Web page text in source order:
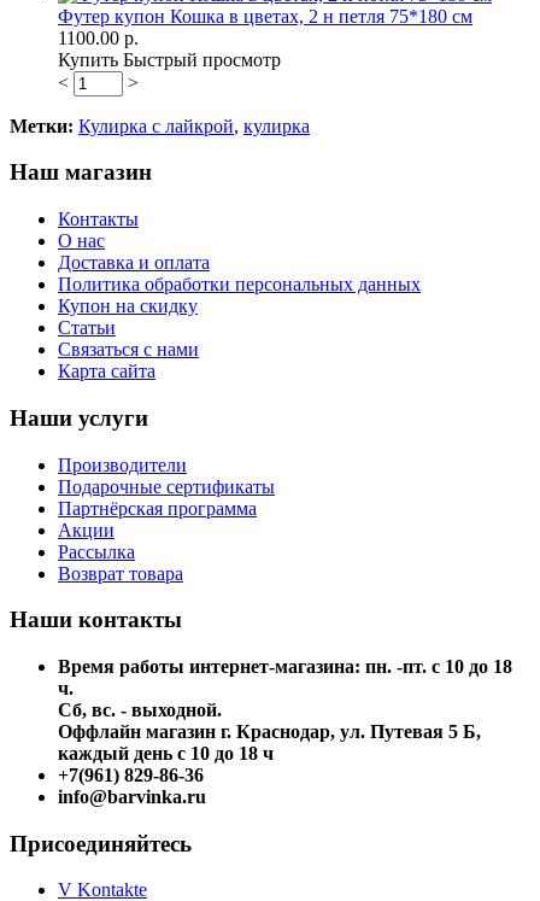
Футер купон Кошка в цветах, 2 н петля 75*180 см
1100.00 р.
Купить Быстрый просмотр
<
>
Метки: Кулирка с лайкрой, кулирка
Наш магазин
Контакты
О нас
Доставка и оплата
Политика обработки персональных данных
Купон на скидку
Статьи
Связаться с нами
Карта сайта
Наши услуги
Производители
Подарочные сертификаты
Партнёрская программа
Акции
Рассылка
Возврат товара
Наши контакты
Время работы интернет-магазина: пн. -пт. с 10 до 18
ч.
Сб, вс. - выходной.
Оффлайн магазин г. Краснодар, ул. Путевая 5 Б,
каждый день с 10 до 18 ч
+7(961) 829-86-36
info@barvinka.ru
Присоединяйтесь
V Kontakte